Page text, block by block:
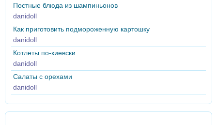
Постные блюда из шампиньонов
danidoll
Как приготовить подмороженную картошку
danidoll
Котлеты по-киевски
danidoll
Салаты с орехами
danidoll